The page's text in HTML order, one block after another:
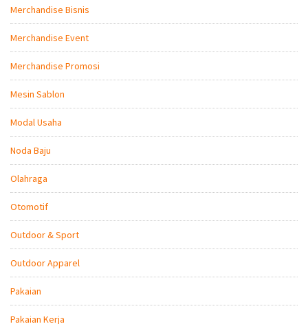
Merchandise Bisnis
Merchandise Event
Merchandise Promosi
Mesin Sablon
Modal Usaha
Noda Baju
Olahraga
Otomotif
Outdoor & Sport
Outdoor Apparel
Pakaian
Pakaian Kerja